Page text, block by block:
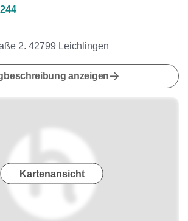
2. 42799 Leichlingen
anzeigen
Kartenansicht